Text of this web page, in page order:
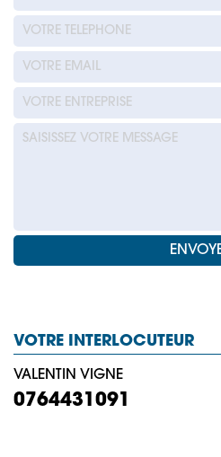
VOTRE INTERLOCUTEUR
VALENTIN VIGNE
0764431091